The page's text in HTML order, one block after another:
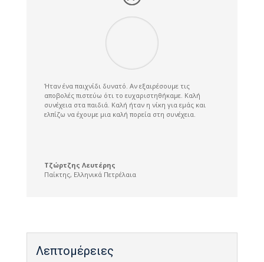
Ήταν ένα παιχνίδι δυνατό. Αν εξαιρέσουμε τις
αποβολές πιστεύω ότι το ευχαριστηθήκαμε. Καλή
συνέχεια στα παιδιά. Καλή ήταν η νίκη για εμάς και
ελπίζω να έχουμε μια καλή πορεία στη συνέχεια.
Τζώρτζης Λευτέρης
Παίκτης, Ελληνικά Πετρέλαια
Λεπτομέρειες